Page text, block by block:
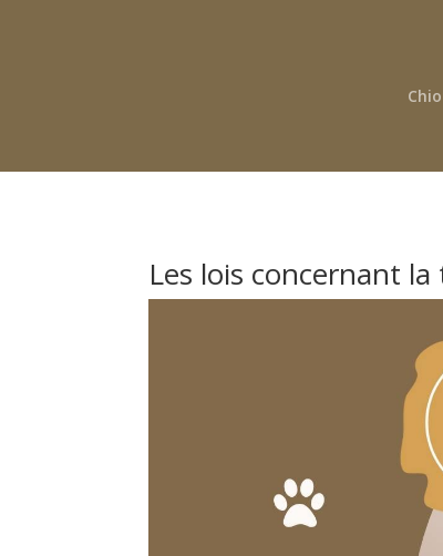
Les lois concernant